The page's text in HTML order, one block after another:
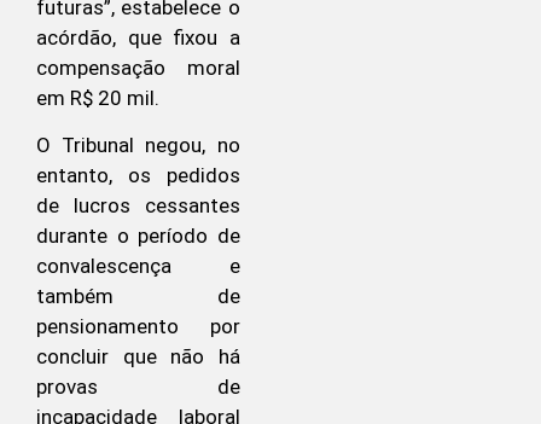
futuras”, estabelece o
acórdão, que fixou a
compensação moral
em R$ 20 mil.
O Tribunal negou, no
entanto, os pedidos
de lucros cessantes
durante o período de
convalescença e
também de
pensionamento por
concluir que não há
provas de
incapacidade laboral